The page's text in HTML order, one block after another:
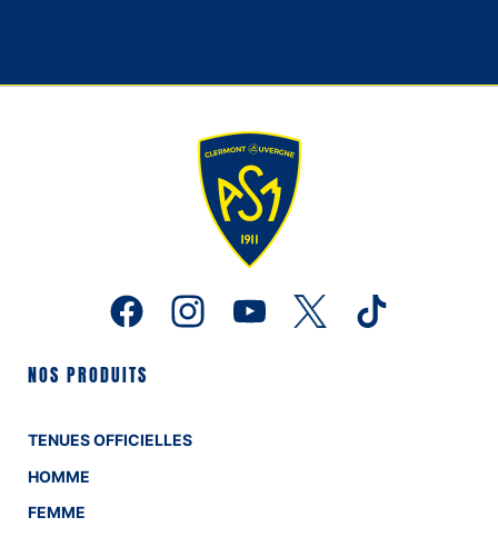
NOS PRODUITS
TENUES OFFICIELLES
HOMME
FEMME